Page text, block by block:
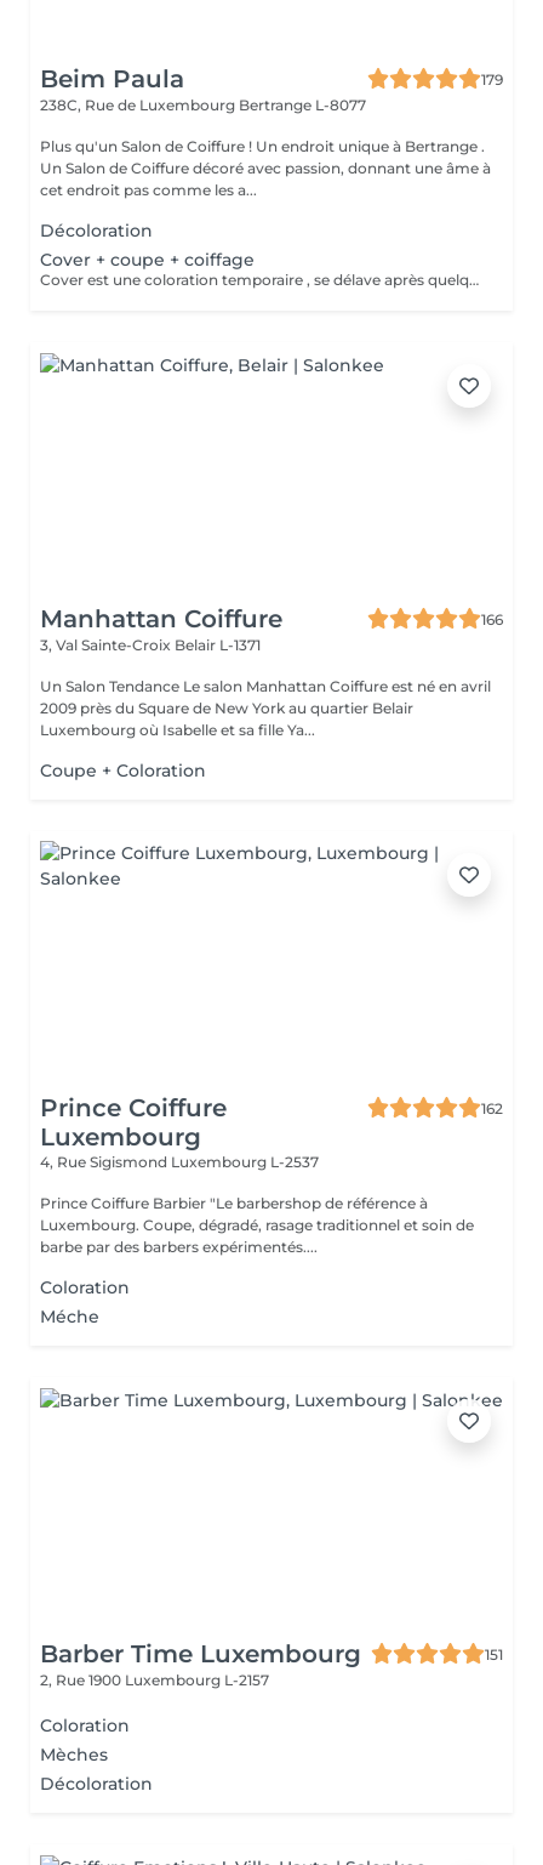
Beim Paula
179
238C, Rue de Luxembourg Bertrange L-8077
Plus qu'un Salon de Coiffure ! Un endroit unique à Bertrange .
Un Salon de Coiffure décoré avec passion, donnant une âme à
cet endroit pas comme les a...
Décoloration
Cover + coupe + coiffage
Cover est une coloration temporaire , se délave après quelques shampooings !
Manhattan Coiffure
166
3, Val Sainte-Croix Belair L-1371
Un Salon Tendance Le salon Manhattan Coiffure est né en avril
2009 près du Square de New York au quartier Belair
Luxembourg où Isabelle et sa fille Ya...
Coupe + Coloration
Prince Coiffure
Luxembourg
162
4, Rue Sigismond Luxembourg L-2537
Prince Coiffure Barbier "Le barbershop de référence à
Luxembourg. Coupe, dégradé, rasage traditionnel et soin de
barbe par des barbers expérimentés....
Coloration
Méche
Barber Time Luxembourg
151
2, Rue 1900 Luxembourg L-2157
Coloration
Mèches
Décoloration